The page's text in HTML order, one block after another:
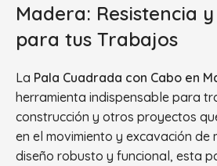
Madera: Resistencia
para tus Trabajos
La Pala Cuadrada con Cabo en
herramienta indispensable para
construcción y otros proyectos
en el movimiento y excavación de
diseño robusto y funcional, esta